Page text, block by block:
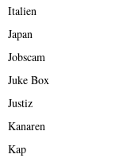
Italien
Japan
Jobscam
Juke Box
Justiz
Kanaren
Kap